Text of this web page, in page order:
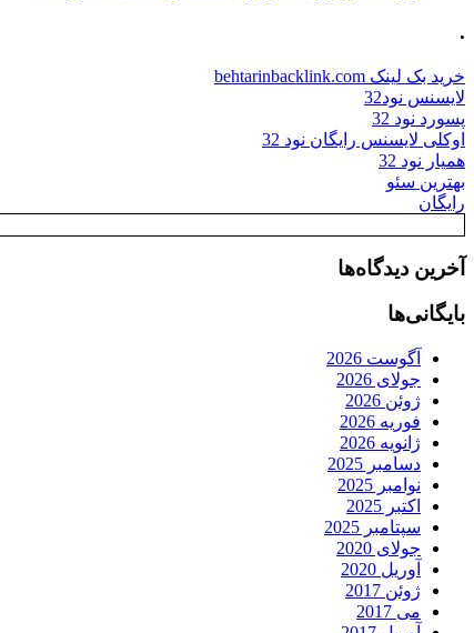
.
خرید بک لینک behtarinbacklink.com
لایسنس نود32
پسورد نود 32
اوکلی لایسنس رایگان نود 32
همیار نود 32
بهترین سئو
رایگان
آخرین دیدگاه‌ها
بایگانی‌ها
آگوست 2026
جولای 2026
ژوئن 2026
فوریه 2026
ژانویه 2026
دسامبر 2025
نوامبر 2025
اکتبر 2025
سپتامبر 2025
جولای 2020
آوریل 2020
ژوئن 2017
می 2017